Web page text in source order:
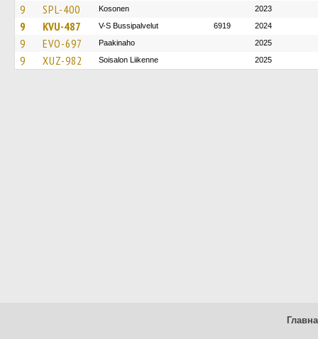
9 SPL-400 Kosonen 2023
9 KVU-487 V-S Bussipalvelut 6919 2024
9 EVO-697 Paakinaho 2025
9 XUZ-982 Soisalon Liikenne 2025